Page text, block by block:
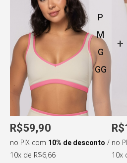
Medidas da modelo:
Altura: 159cm
Busto: 87cm •
R$59,90
no PIX com 10% de desconto /
10x de R$6,66
P
M
G
GG
no
10x